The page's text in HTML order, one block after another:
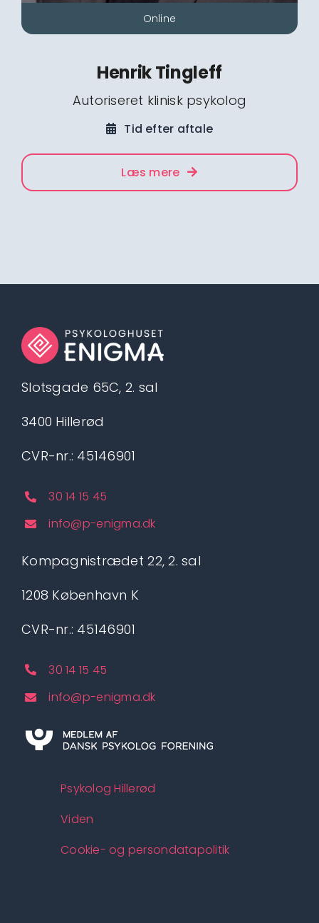
Online
Henrik Tingleff
Autoriseret klinisk psykolog
Tid efter aftale
Læs mere
Slotsgade 65C, 2. sal
3400 Hillerød
CVR-nr.: 45146901
30 14 15 45
info@p-enigma.dk
Kompagnistrædet 22, 2. sal
1208 København K
CVR-nr.: 45146901
30 14 15 45
info@p-enigma.dk
Psykolog Hillerød
Viden
Cookie- og persondatapolitik